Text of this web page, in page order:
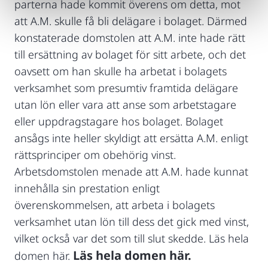
parterna hade kommit överens om detta, mot
att A.M. skulle få bli delägare i bolaget. Därmed
konstaterade domstolen att A.M. inte hade rätt
till ersättning av bolaget för sitt arbete, och det
oavsett om han skulle ha arbetat i bolagets
verksamhet som presumtiv framtida delägare
utan lön eller vara att anse som arbetstagare
eller uppdragstagare hos bolaget. Bolaget
ansågs inte heller skyldigt att ersätta A.M. enligt
rättsprinciper om obehörig vinst.
Arbetsdomstolen menade att A.M. hade kunnat
innehålla sin prestation enligt
överenskommelsen, att arbeta i bolagets
verksamhet utan lön till dess det gick med vinst,
vilket också var det som till slut skedde. Läs hela
domen här. Läs hela domen här.